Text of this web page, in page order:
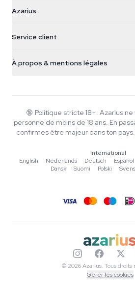
Galvaniweg 11
Nederland
+31(0)204897914
Azarius
Smokeshop
Service client
Politique de retour
Politique de confidentialité
À propos & mentions légales
Wiki
Musique
Normes éditoriales
Outils & Calculateurs
🔞 Politique stricte 18+. Azarius
personne de moins de 18 ans. En
confirmes être majeur dans ton pays.
International
English
·Nederlands ·Deutsch ·Español
Dansk
·Suomi ·Polski ·
© 2026 Azarius. Tous droits
Gérer les cookies